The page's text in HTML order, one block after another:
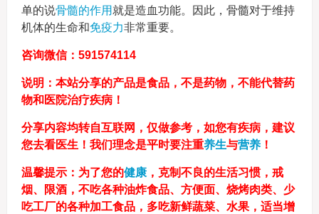
单的说骨髓的作用 就是造血功能。因此，骨髓对于维持
机体的生命和免疫力非常重要。
咨询微信：591574114
说明：本站分享的产品是食品，不是药物，不能代替药
物和医院治疗疾病！
分享内容均转自互联网，仅做参考，如您有疾病，建议
您去看医生！我们理念是平时要注重养生与营养！
温馨提示：为了您的健康，克制不良的生活习惯，戒
烟、限酒，不吃各种油炸食品、方便面、烧烤肉类、少
吃工厂的各种加工食品，多吃新鲜蔬菜、水果，适当增